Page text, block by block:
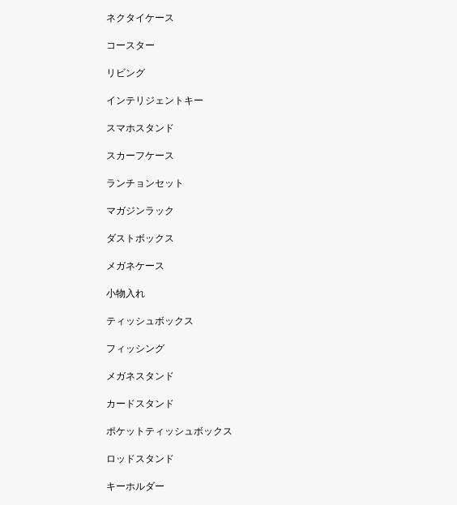
ネクタイケース
コースター
リビング
インテリジェントキー
スマホスタンド
スカーフケース
ランチョンセット
マガジンラック
ダストボックス
メガネケース
小物入れ
ティッシュボックス
フィッシング
メガネスタンド
カードスタンド
ポケットティッシュボックス
ロッドスタンド
キーホルダー